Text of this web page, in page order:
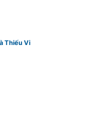
Thiếu Vi